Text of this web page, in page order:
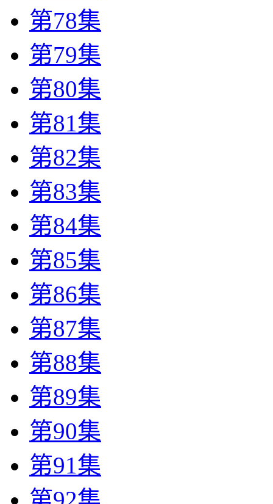
第78集
第79集
第80集
第81集
第82集
第83集
第84集
第85集
第86集
第87集
第88集
第89集
第90集
第91集